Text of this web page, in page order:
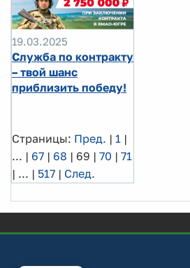
19.03.2025
Служба по контракту
– твой шанс
приблизить победу!
Страницы: Пред. | 1 |
... | 67 | 68 | 69 | 70 | 71
| ... | 517 | След.